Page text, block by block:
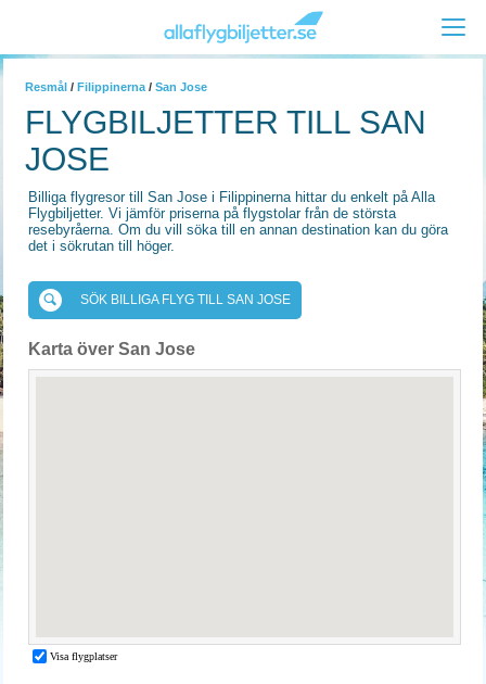
Resmål / Filippinerna / San Jose
FLYGBILJETTER TILL SAN
JOSE
Billiga flygresor till San Jose i Filippinerna hittar du enkelt på Alla
Flygbiljetter. Vi jämför priserna på flygstolar från de största
resebyråerna. Om du vill söka till en annan destination kan du göra
det i sökrutan till höger.
SÖK BILLIGA FLYG TILL SAN JOSE
Karta över San Jose